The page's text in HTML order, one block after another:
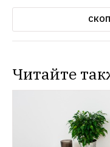
Читайте